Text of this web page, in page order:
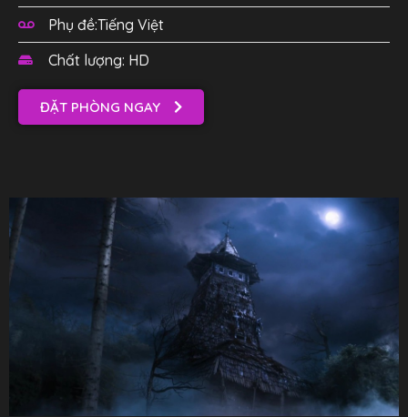
Phụ đề:Tiếng Việt
Chất lượng: HD
ĐẶT PHÒNG NGAY